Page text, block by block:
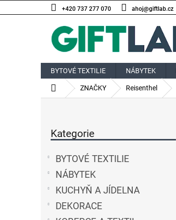
na
+420 737 277 070 ahoj@giftlab.cz
BYTOVÉ TEXTILIE NÁBYTEK
Domů ZNAČKY Reisenthel
kategorie
Kategorie
BYTOVÉ TEXTILIE
NÁBYTEK
KUCHYŇ A JÍDELNA
DEKORACE